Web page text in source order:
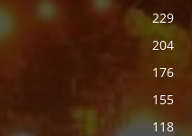
229
204
176
155
118